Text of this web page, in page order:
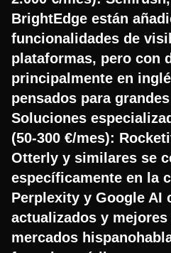
BrightEdge están
funcionalidades de
plataformas, pero con
principalmente en
pensados para
Soluciones
(50-300 €/mes):
Otterly y similares se
específicamente en la
Perplexity y Google AI
actualizados y
mercados